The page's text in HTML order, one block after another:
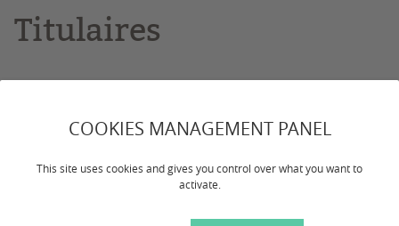
COOKIES MANAGEMENT PANEL
This site uses cookies and gives you control over what you want to
activate.
Titulaires